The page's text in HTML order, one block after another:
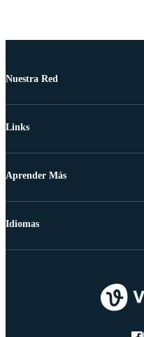
Nuestra Red
Links
Aprender Más
Idiomas